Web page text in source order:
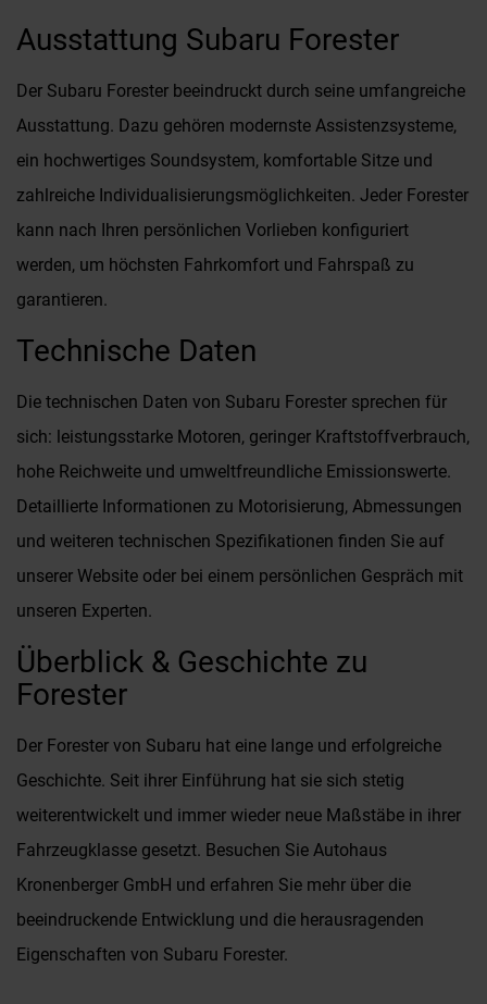
Ausstattung Subaru Forester
Der Subaru Forester beeindruckt durch seine umfangreiche
Ausstattung. Dazu gehören modernste Assistenzsysteme,
ein hochwertiges Soundsystem, komfortable Sitze und
zahlreiche Individualisierungsmöglichkeiten. Jeder Forester
kann nach Ihren persönlichen Vorlieben konfiguriert
werden, um höchsten Fahrkomfort und Fahrspaß zu
garantieren.
Technische Daten
Die technischen Daten von Subaru Forester sprechen für
sich: leistungsstarke Motoren, geringer Kraftstoffverbrauch,
hohe Reichweite und umweltfreundliche Emissionswerte.
Detaillierte Informationen zu Motorisierung, Abmessungen
und weiteren technischen Spezifikationen finden Sie auf
unserer Website oder bei einem persönlichen Gespräch mit
unseren Experten.
Überblick & Geschichte zu
Forester
Der Forester von Subaru hat eine lange und erfolgreiche
Geschichte. Seit ihrer Einführung hat sie sich stetig
weiterentwickelt und immer wieder neue Maßstäbe in ihrer
Fahrzeugklasse gesetzt. Besuchen Sie Autohaus
Kronenberger GmbH und erfahren Sie mehr über die
beeindruckende Entwicklung und die herausragenden
Eigenschaften von Subaru Forester.